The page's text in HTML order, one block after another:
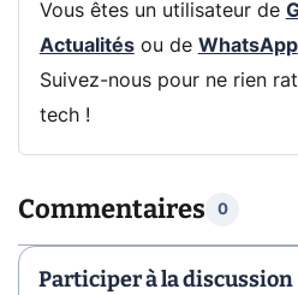
Vous êtes un utilisateur de
Actualitésou de WhatsApp
Suivez-nous pour ne rien
tech !
Commentaires 0
Participer à la discussion